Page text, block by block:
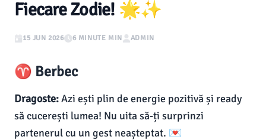
Fiecare Zodie! 🌟✨
15 JUN 2026 6 MINUTE MIN ADMIN
♈ Berbec
Dragoste:Azi ești plin de energie pozitivă și ready
să cucerești lumea! Nu uita să-ți surprinzi
partenerul cu un gest neașteptat. 💌